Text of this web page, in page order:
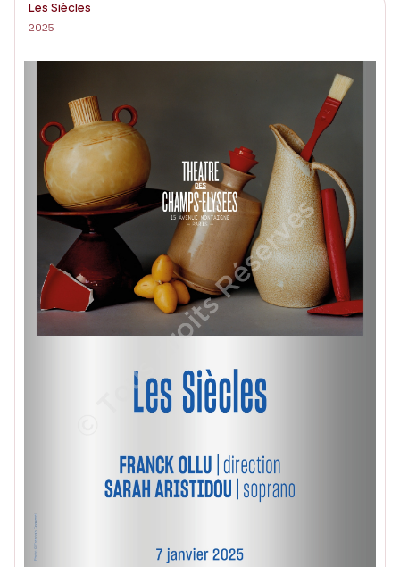
Les Siècles
2025